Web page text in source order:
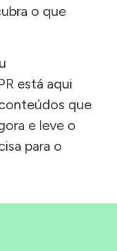
o que
está aqui
que
e leve o
para o